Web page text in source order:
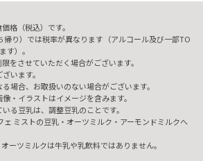
格（税込）です。
帰り）では税率が異なります（アルコール及び一部TO
す）。
をさせていただく場合がございます。
います。
場合、お取扱いのない場合がございます。
・イラストはイメージを含みます。
る豆乳は、調整豆乳のことです。
ェ ミストの豆乳・オーツミルク・アーモンドミルクへ
ーツミルクは牛乳や乳飲料ではありません。